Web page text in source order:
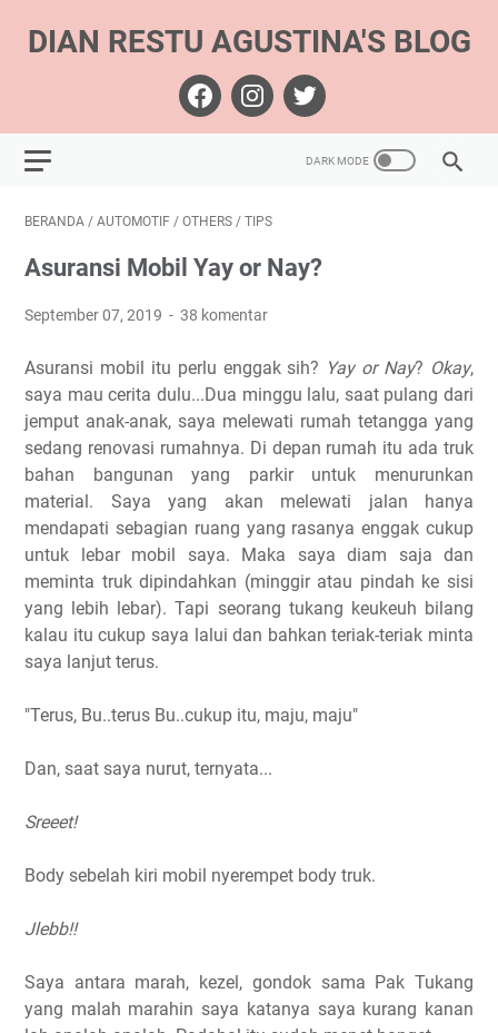
DIAN RESTU AGUSTINA'S BLOG
BERANDA / AUTOMOTIF / OTHERS / TIPS
Asuransi Mobil Yay or Nay?
September 07, 2019 38 komentar
Asuransi mobil itu perlu enggak sih? Yay or Nay? Okay,
saya mau cerita dulu...Dua minggu lalu, saat pulang dari
jemput anak-anak, saya melewati rumah tetangga yang
sedang renovasi rumahnya. Di depan rumah itu ada truk
bahan bangunan yang parkir untuk menurunkan
material. Saya yang akan melewati jalan hanya
mendapati sebagian ruang yang rasanya enggak cukup
untuk lebar mobil saya. Maka saya diam saja dan
meminta truk dipindahkan (minggir atau pindah ke sisi
yang lebih lebar). Tapi seorang tukang keukeuh bilang
kalau itu cukup saya lalui dan bahkan teriak-teriak minta
saya lanjut terus.
"Terus, Bu..terus Bu..cukup itu, maju, maju"
Dan, saat saya nurut, ternyata...
Sreeet!
Body sebelah kiri mobil nyerempet body truk.
Jlebb!!
Saya antara marah, kezel, gondok sama Pak Tukang
yang malah marahin saya katanya saya kurang kanan